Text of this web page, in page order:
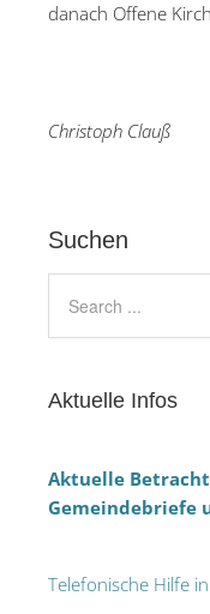
danach Offene
Christoph Clauß
Suchen
Aktuelle Infos
Aktuelle
Gemeindebriefe
Telefonische Hilfe